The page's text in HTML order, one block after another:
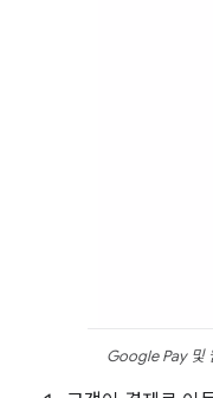
Google Pay 및